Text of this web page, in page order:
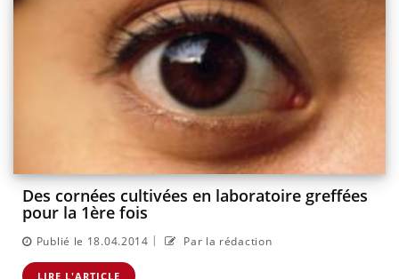
Des cornées cultivées en laboratoire greffées
pour la 1ère fois
Publié le 18.04.2014 | Par la rédaction
LIRE L'ARTICLE